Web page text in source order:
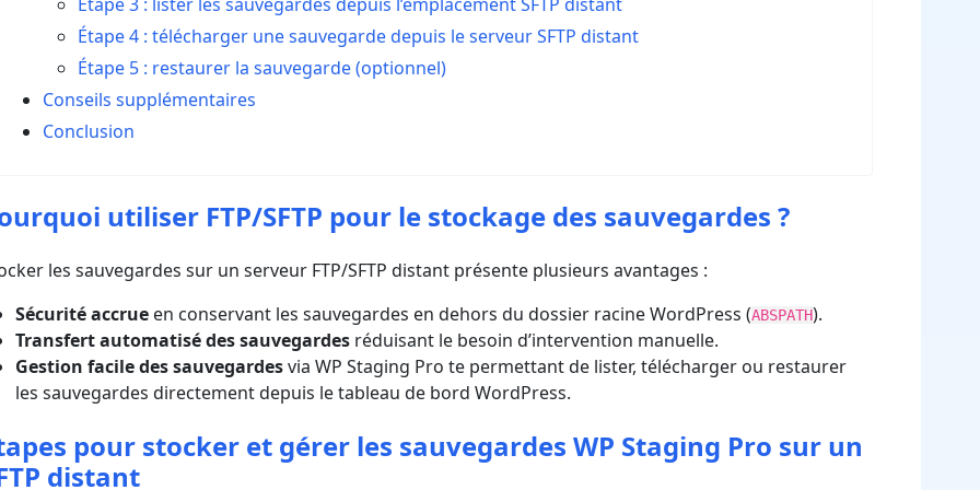
Étape 4 : télécharger une sauvegarde depuis le serveur SFTP distant
Étape 5 : restaurer la sauvegarde (optionnel)
Conseils supplémentaires
Conclusion
utiliser FTP/SFTP pour le stockage des sauvegardes ?
les sauvegardes sur un serveur FTP/SFTP distant présente plusieurs avantages :
Sécurité accrue en conservant les sauvegardes en dehors du dossier racine WordPress (ABSPATH).
Transfert automatisé des sauvegardes réduisant le besoin d’intervention manuelle.
Gestion facile des sauvegardesvia WP Staging Pro te permettant de lister, télécharger ou restaurer
les sauvegardes directement depuis le tableau de bord WordPress.
pour stocker et gérer les sauvegardes WP Staging Pro sur un
distant